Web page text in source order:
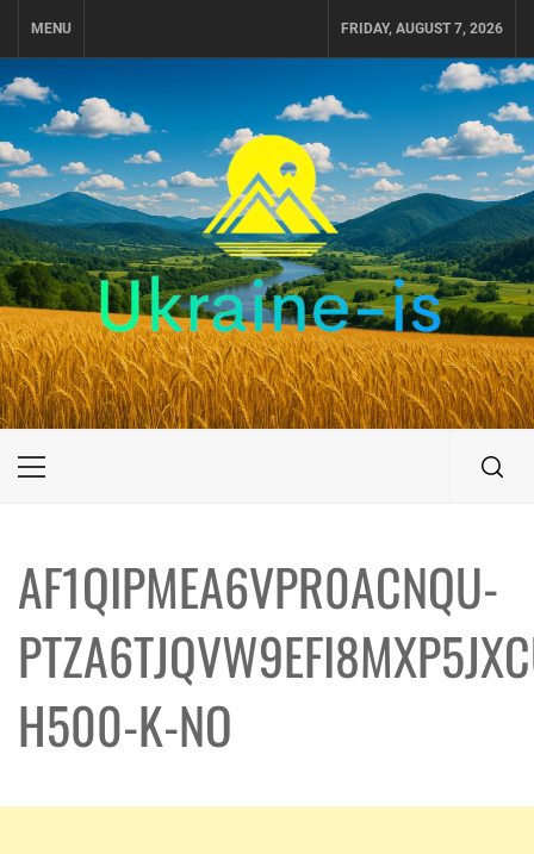
MENU FRIDAY, AUGUST 7, 2026
UKRAINE-IS
ПОДОРОЖI ПО УКРАЇНІ
Primary
AF1QIPMEA6VPR0ACNQU-
H500-K-NO